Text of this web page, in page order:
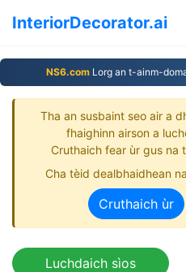
InteriorDecorator.ai
NS6.com Lorg an t-ainm-
Tha an susbaint seo air a
fhaighinn airson a
Cruthaich fear ùr gus na
Cha tèid dealbhaidhean
Cruthaich ùr
Luchdaich sìos